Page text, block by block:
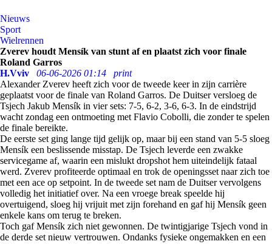
Nieuws
Sport
Wielrennen
Zverev houdt Mensík van stunt af en plaatst zich voor finale
Roland Garros
H.Vviv
06-06-2026 01:14
print
Alexander Zverev heeft zich voor de tweede keer in zijn carrière
geplaatst voor de finale van Roland Garros. De Duitser versloeg de
Tsjech Jakub Mensík in vier sets: 7-5, 6-2, 3-6, 6-3. In de eindstrijd
wacht zondag een ontmoeting met Flavio Cobolli, die zonder te spelen
de finale bereikte.
De eerste set ging lange tijd gelijk op, maar bij een stand van 5-5 sloeg
Mensík een beslissende misstap. De Tsjech leverde een zwakke
servicegame af, waarin een mislukt dropshot hem uiteindelijk fataal
werd. Zverev profiteerde optimaal en trok de openingsset naar zich toe
met een ace op setpoint. In de tweede set nam de Duitser vervolgens
volledig het initiatief over. Na een vroege break speelde hij
overtuigend, sloeg hij vrijuit met zijn forehand en gaf hij Mensík geen
enkele kans om terug te breken.
Toch gaf Mensík zich niet gewonnen. De twintigjarige Tsjech vond in
de derde set nieuw vertrouwen. Ondanks fysieke ongemakken en een